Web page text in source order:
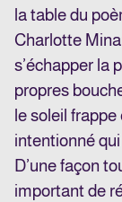
la table du
Charlotte
s’échapper la
propres
le soleil frappe
intentionné
D’une façon
important de